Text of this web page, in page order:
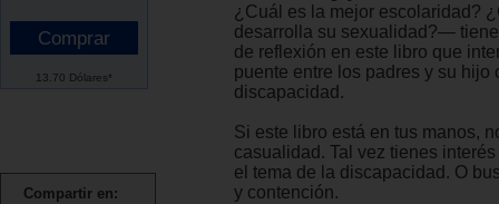
13.70 Dólares*
Compartir en:
¿Cuál es la mejor escolaridad?
desarrolla su sexualidad?—
de reflexión en este libro que
puente entre los padres y su hijo
discapacidad.
Si este libro está en tus manos,
casualidad. Tal vez tienes
el tema de la discapacidad. O
y contención.